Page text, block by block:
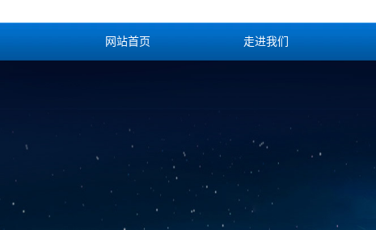
网站首页 走进我们